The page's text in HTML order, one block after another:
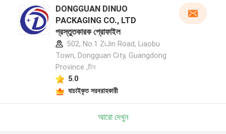
DONGGUAN DINUO
PACKAGING CO., LTD
প্রস্তুতকারক প্রোফাইল
502, No.1 ZiJin Road, Liaobu
Town, Dongguan City, Guangdong
Province ,চীন
5.0
যাচাইকৃত সরবরাহকারী
আরো দেখুন